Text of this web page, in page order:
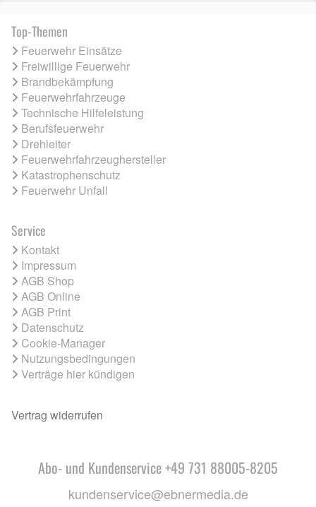
Top-Themen
Feuerwehr Einsätze
Freiwillige Feuerwehr
Brandbekämpfung
Feuerwehrfahrzeuge
Technische Hilfeleistung
Berufsfeuerwehr
Drehleiter
Feuerwehrfahrzeughersteller
Katastrophenschutz
Feuerwehr Unfall
Service
Kontakt
Impressum
AGB Shop
AGB Online
AGB Print
Datenschutz
Cookie-Manager
Nutzungsbedingungen
Verträge hier kündigen
Vertrag widerrufen
Abo- und Kundenservice +49 731 88005-8205
kundenservice@ebnermedia.de